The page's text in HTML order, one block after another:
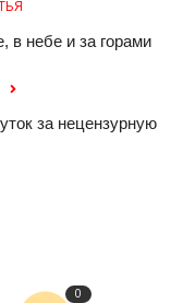
в небе и за горами
за нецензурную
0